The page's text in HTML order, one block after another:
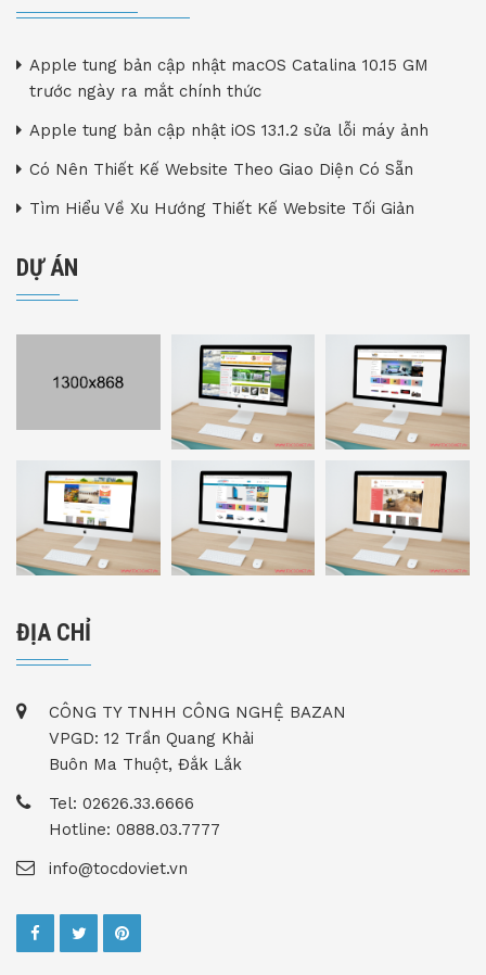
Apple tung bản cập nhật macOS Catalina 10.15 GM
trước ngày ra mắt chính thức
Apple tung bản cập nhật iOS 13.1.2 sửa lỗi máy ảnh
Có Nên Thiết Kế Website Theo Giao Diện Có Sẵn
Tìm Hiểu Về Xu Hướng Thiết Kế Website Tối Giản
DỰ ÁN
ĐỊA CHỈ
CÔNG TY TNHH CÔNG NGHỆ BAZAN
VPGD: 12 Trần Quang Khải
Buôn Ma Thuột, Đắk Lắk
Tel: 02626.33.6666
Hotline: 0888.03.7777
info@tocdoviet.vn